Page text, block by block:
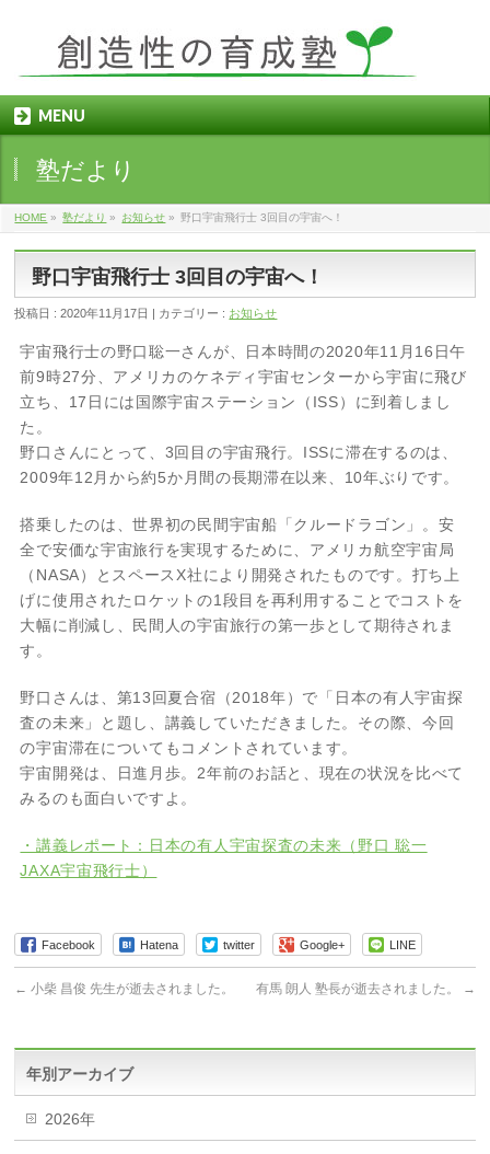
MENU
塾だより
HOME » 塾だより » お知らせ » 野口宇宙飛行士 3回目の宇宙へ！
野口宇宙飛行士 3回目の宇宙へ！
投稿日 : 2020年11月17日 カテゴリー : お知らせ
宇宙飛行士の野口聡一さんが、日本時間の2020年11月16日午
前9時27分、アメリカのケネディ宇宙センターから宇宙に飛び
立ち、17日には国際宇宙ステーション（ISS）に到着しまし
た。
野口さんにとって、3回目の宇宙飛行。ISSに滞在するのは、
2009年12月から約5か月間の長期滞在以来、10年ぶりです。
搭乗したのは、世界初の民間宇宙船「クルードラゴン」。安
全で安価な宇宙旅行を実現するために、アメリカ航空宇宙局
（NASA）とスペースX社により開発されたものです。打ち上
げに使用されたロケットの1段目を再利用することでコストを
大幅に削減し、民間人の宇宙旅行の第一歩として期待されま
す。
野口さんは、第13回夏合宿（2018年）で「日本の有人宇宙探
査の未来」と題し、講義していただきました。その際、今回
の宇宙滞在についてもコメントされています。
宇宙開発は、日進月歩。2年前のお話と、現在の状況を比べて
みるのも面白いですよ。
・講義レポート：日本の有人宇宙探査の未来（野口 聡一
JAXA宇宙飛行士）
Facebook Hatena twitter Google+ LINE
← 小柴 昌俊 先生が逝去されました。 有馬 朗人 塾長が逝去されました。 →
年別アーカイブ
2026年